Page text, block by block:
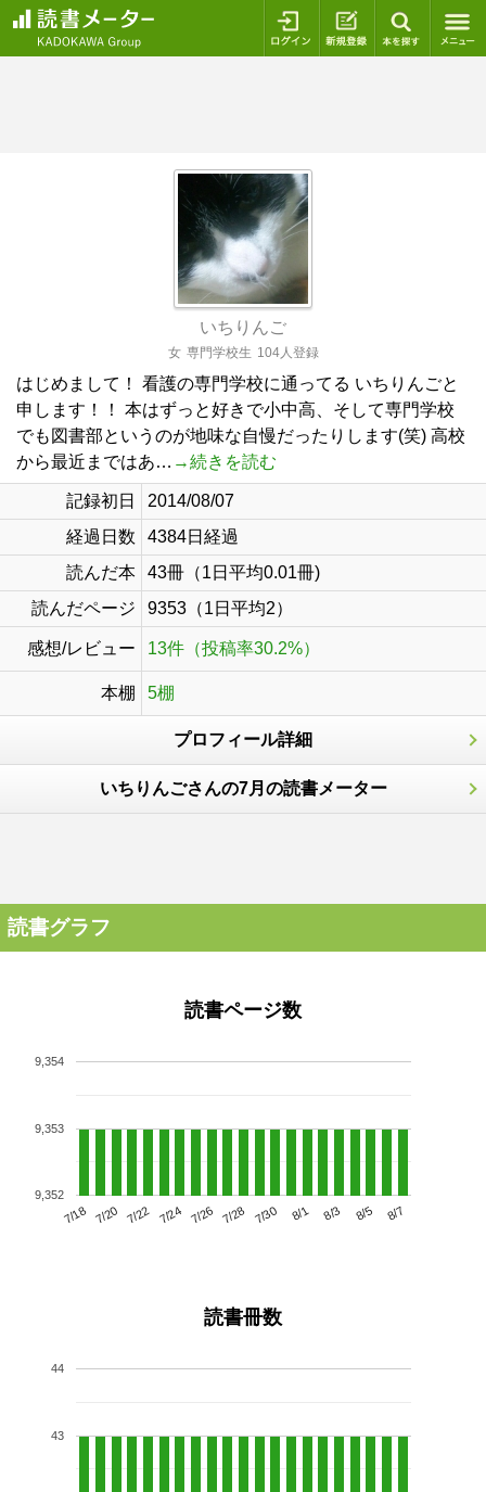
ログイン 新規登録
いちりんご
女 専門学校生 104人登録
はじめまして！ 看護の専門学校に通ってる いちりんごと
申します！！ 本はずっと好きで小中高、そして専門学校
でも図書部というのが地味な自慢だったりします(笑) 高校
から最近まではあ… →続きを読む
記録初日
2014/08/07
経過日数
4384日経過
読んだ本
43冊（1日平均0.01冊)
読んだページ
9353（1日平均2）
感想/レビュー 13件（投稿率30.2%）
本棚 5棚
プロフィール詳細
いちりんごさんの7月の読書メーター
読書グラフ
読書ページ数
7/18 7/20 7/22 7/24 7/26 7/28 7/30 8/1 8/3 8/5 8/7
9,352
9,353
9,354
読書冊数
43
44